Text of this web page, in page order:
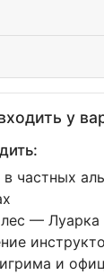
у
частных
— Луарка
и